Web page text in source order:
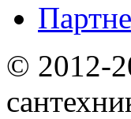
© 2012-